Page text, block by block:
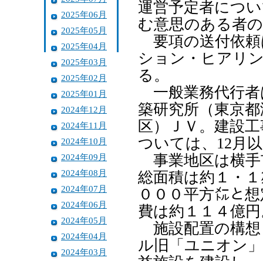
2025年06月
2025年05月
2025年04月
2025年03月
2025年02月
2025年01月
2024年12月
2024年11月
2024年10月
2024年09月
2024年08月
2024年07月
2024年06月
2024年05月
2024年04月
2024年03月
運営予定者につ
む意思のある者
要項の送付依頼
ション・ヒアリ
る。
一般業務代行者
築研究所（東京
区）ＪＶ。建設
ついては、12月
事業地区は横手
総面積は約１・
０００平方㍍と
費は約１１４億
施設配置の構想
ル旧「ユニオン